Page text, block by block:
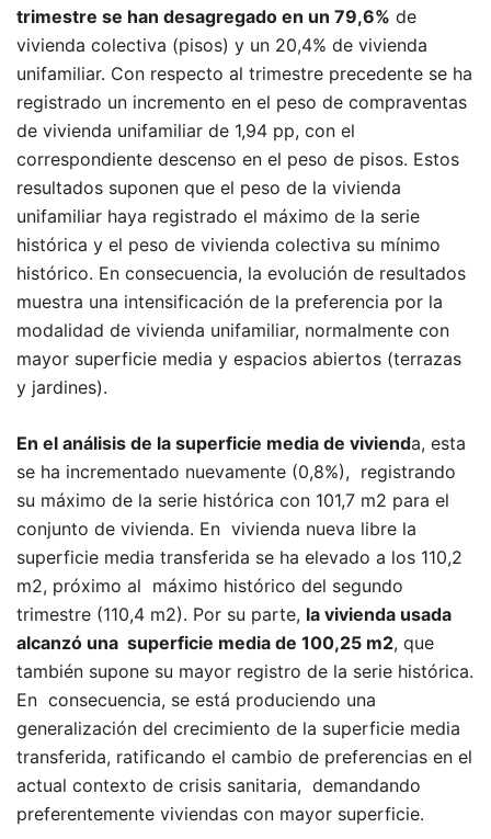
trimestre se han desagregado en un 79,6% de
vivienda colectiva (pisos) y un 20,4% de vivienda
unifamiliar. Con respecto al trimestre precedente se ha
registrado un incremento en el peso de compraventas
de vivienda unifamiliar de 1,94 pp, con el
correspondiente descenso en el peso de pisos. Estos
resultados suponen que el peso de la vivienda
unifamiliar haya registrado el máximo de la serie
histórica y el peso de vivienda colectiva su mínimo
histórico. En consecuencia, la evolución de resultados
muestra una intensificación de la preferencia por la
modalidad de vivienda unifamiliar, normalmente con
mayor superficie media y espacios abiertos (terrazas
y jardines).
En el análisis de la superficie media de vivienda, esta
se ha incrementado nuevamente (0,8%), registrando
su máximo de la serie histórica con 101,7 m2 para el
conjunto de vivienda. En vivienda nueva libre la
superficie media transferida se ha elevado a los 110,2
m2, próximo al máximo histórico del segundo
trimestre (110,4 m2). Por su parte, la vivienda usada
alcanzó una superficie media de 100,25 m2, que
también supone su mayor registro de la serie histórica.
En consecuencia, se está produciendo una
generalización del crecimiento de la superficie media
transferida, ratificando el cambio de preferencias en el
actual contexto de crisis sanitaria, demandando
preferentemente viviendas con mayor superficie.